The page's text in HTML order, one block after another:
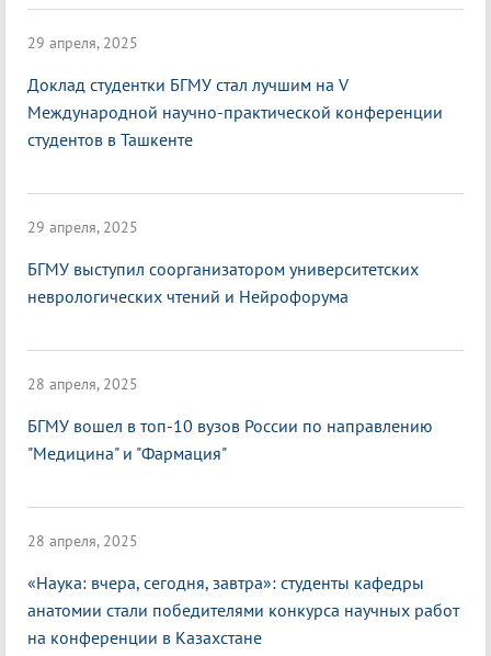
29 апреля, 2025
Доклад студентки БГМУ стал лучшим на V
Международной научно-практической конференции
студентов в Ташкенте
29 апреля, 2025
БГМУ выступил соорганизатором университетских
неврологических чтений и Нейрофорума
28 апреля, 2025
БГМУ вошел в топ-10 вузов России по направлению
"Медицина" и "Фармация"
28 апреля, 2025
«Наука: вчера, сегодня, завтра»: студенты кафедры
анатомии стали победителями конкурса научных работ
на конференции в Казахстане